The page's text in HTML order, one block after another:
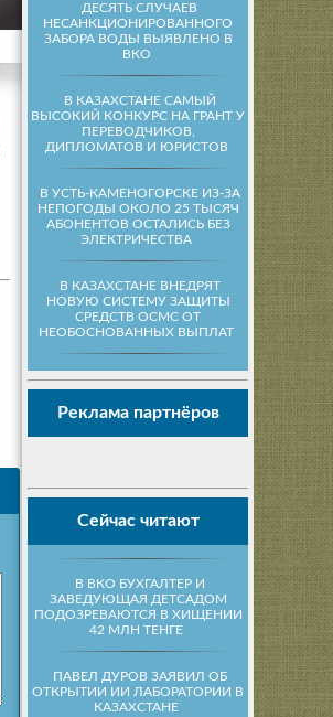
ДЕСЯТЬ СЛУЧАЕВ
НЕСАНКЦИОНИРОВАННОГО
ЗАБОРА ВОДЫ ВЫЯВЛЕНО В
ВКО
В КАЗАХСТАНЕ САМЫЙ
ВЫСОКИЙ КОНКУРС НА ГРАНТ У
ПЕРЕВОДЧИКОВ,
ДИПЛОМАТОВ И ЮРИСТОВ
В УСТЬ-КАМЕНОГОРСКЕ ИЗ-ЗА
НЕПОГОДЫ ОКОЛО 25 ТЫСЯЧ
АБОНЕНТОВ ОСТАЛИСЬ БЕЗ
ЭЛЕКТРИЧЕСТВА
В КАЗАХСТАНЕ ВНЕДРЯТ
НОВУЮ СИСТЕМУ ЗАЩИТЫ
СРЕДСТВ ОСМС ОТ
НЕОБОСНОВАННЫХ ВЫПЛАТ
Реклама партнёров
Сейчас читают
В ВКО БУХГАЛТЕР И
ЗАВЕДУЮЩАЯ ДЕТСАДОМ
ПОДОЗРЕВАЮТСЯ В ХИЩЕНИИ
42 МЛН ТЕНГЕ
ПАВЕЛ ДУРОВ ЗАЯВИЛ ОБ
ОТКРЫТИИ ИИ ЛАБОРАТОРИИ В
КАЗАХСТАНЕ